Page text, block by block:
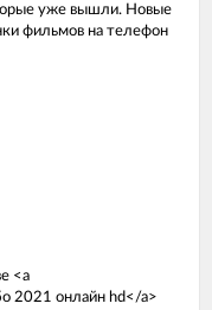
уже вышли. Новые
фильмов на телефон
<a
2021 онлайн hd</a>